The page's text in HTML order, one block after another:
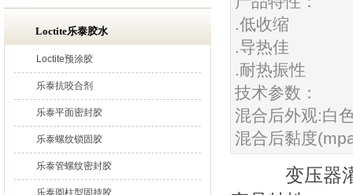
Loctite乐泰胶水
Loctite预涂胶
乐泰抗咬合剂
乐泰平面密封胶
乐泰螺纹锁固胶
乐泰管螺纹密封胶
乐泰圆柱型固持胶
.低收缩
.导热佳
.耐热振性
技术参数：
混合后外观:白
混合后黏度
变压器灌